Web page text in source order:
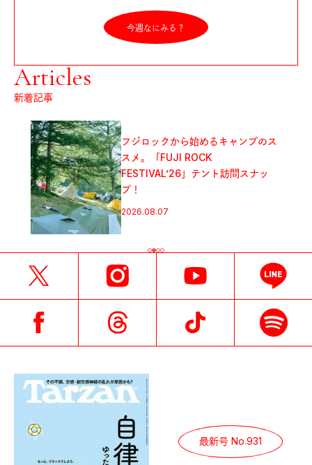
今週なにみる？
Articles
新着記事
フジロックから始めるキャンプのス
スメ。「FUJI ROCK
FESTIVAL’26」テント訪問スナッ
プ！
2026.08.07
最新号 No.931